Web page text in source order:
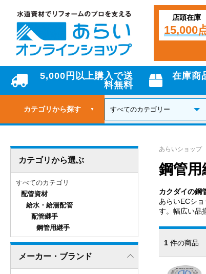
店頭在庫
15,000
5,000円以上購入で送
料無料
在庫商
カテゴリから探す ▼
あらいショッ
鋼管
カクダイの鋼
あらいECシ
す。幅広い品
1 件の商品
カテゴリから選ぶ
すべてのカテゴリ
配管資材
給水・給湯配管
配管継手
鋼管用継手
メーカー・ブランド